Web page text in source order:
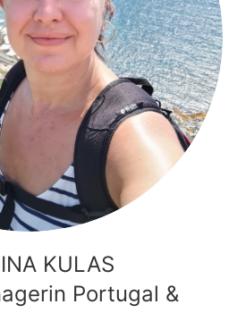
KULAS
Portugal &